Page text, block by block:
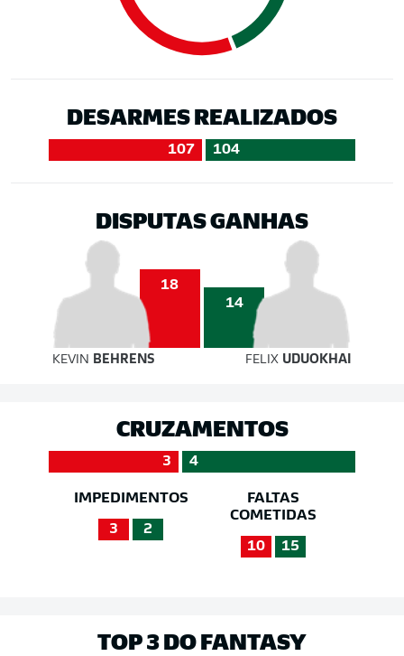
DESARMES REALIZADOS
107 104
DISPUTAS GANHAS
18
14
KEVIN BEHRENS FELIX UDUOKHAI
CRUZAMENTOS
3 4
IMPEDIMENTOS
3 2
FALTAS
COMETIDAS
10 15
TOP 3 DO FANTASY